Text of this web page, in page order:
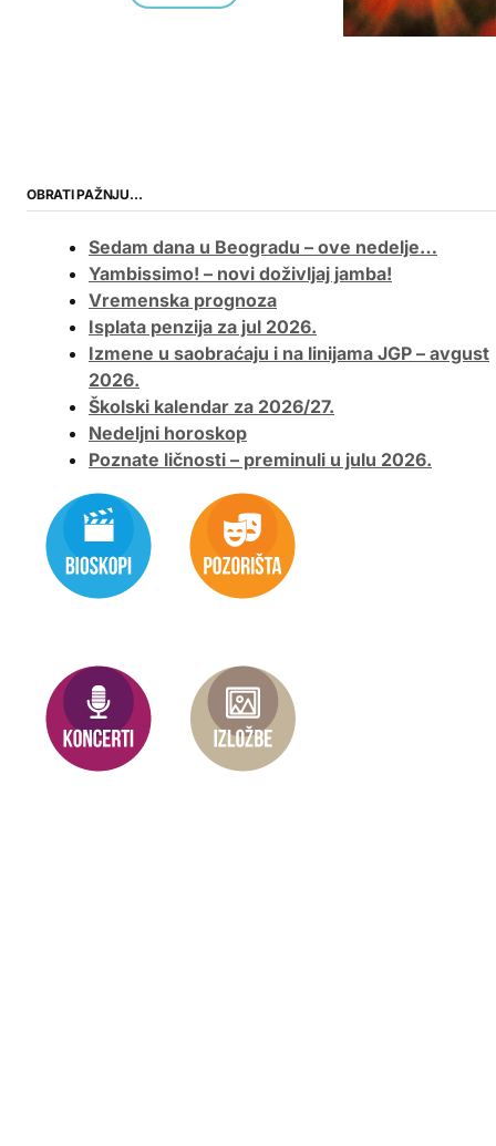
OBRATI PAŽNJU…
Sedam dana u Beogradu – ove nedelje…
Yambissimo! – novi doživljaj jamba!
Vremenska prognoza
Isplata penzija za jul 2026.
Izmene u saobraćaju i na linijama JGP – avgust
2026.
Školski kalendar za 2026/27.
Nedeljni horoskop
Poznate ličnosti – preminuli u julu 2026.